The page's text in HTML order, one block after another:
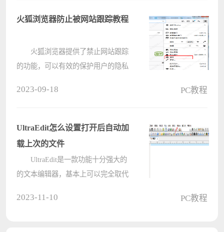
快来下文看看吧。 CorelDraw怎
火狐浏览器防止被网站跟踪教程
火狐浏览器提供了禁止网站跟踪
的功能，可以有效的保护用户的隐私
望对您有所帮助。 火狐浏览器
防????
2023-09-18 PC教程
UltraEdit怎么设置打开后自动加
载上次的文件
UltraEdit是一款功能十分强大的
的文本编辑器，基本上可以完全取代
2023-11-10 PC教程